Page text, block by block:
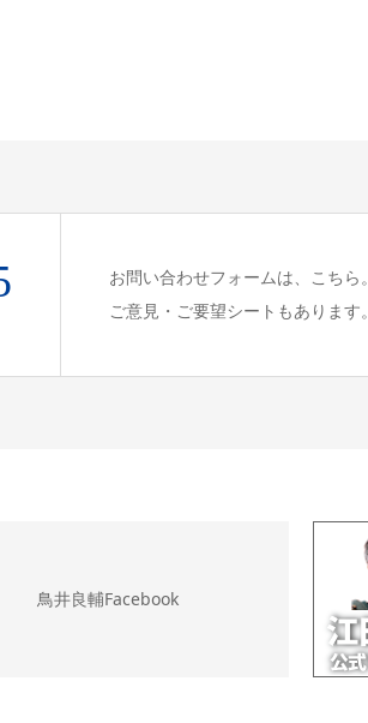
お問い合わせフォームは、こちら。
ご意見・ご要望シートもあります。
鳥井良輔Facebook